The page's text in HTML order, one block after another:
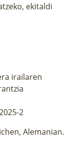
ekitaldi
irailaren
2
Alemanian.